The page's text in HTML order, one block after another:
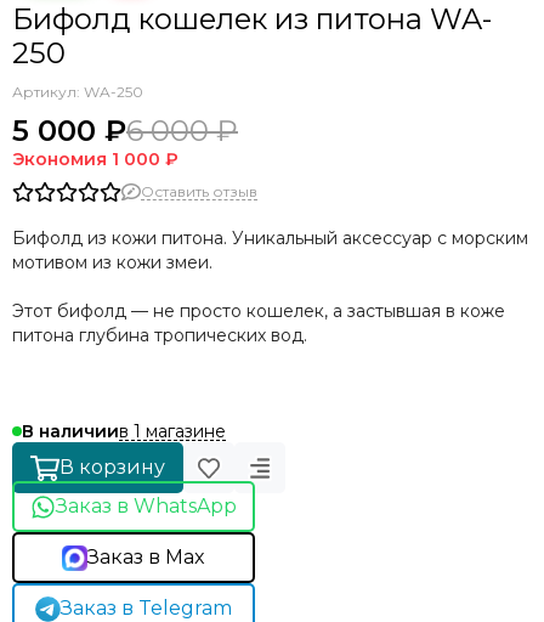
Бифолд кошелек из питона WA-
250
Артикул: WA-250
5 000 ₽6 000 ₽
Экономия 1 000 ₽
Оставить отзыв
Бифолд из кожи питона. Уникальный аксессуар с морским
мотивом из кожи змеи.
Этот бифолд — не просто кошелек, а застывшая в коже
питона глубина тропических вод.
В наличиив 1 магазине
В корзину
Заказ в WhatsApp
Заказ в Max
Заказ в Telegram